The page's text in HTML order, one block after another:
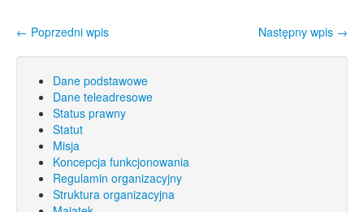
Nawigacja wpisu
Następny wpis →
← Poprzedni wpis
Dane podstawowe
Dane teleadresowe
Status prawny
Statut
Misja
Koncepcja funkcjonowania
Regulamin organizacyjny
Struktura organizacyjna